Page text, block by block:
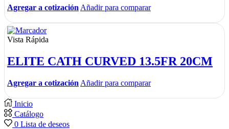
Agregar a cotización Añadir para comparar
Vista Rápida
ELITE CATH CURVED 13.5FR 20CM
Agregar a cotización Añadir para comparar
Inicio
Catálogo
0 Lista de deseos